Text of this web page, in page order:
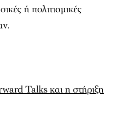
ή πολιτισμικές
Talks και η στήριξη